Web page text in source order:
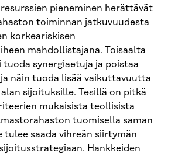
pieneminen herättävät
toiminnan jatkuvuudesta
korkeariskisen
mahdollistajana. Toisaalta
synergiaetuja ja poistaa
näin tuoda lisää vaikuttavuutta
sijoituksille. Tesillä on pitkä
mukaisista teollisista
tuomisella saman
tulee saada vihreän siirtymän
Hankkeiden